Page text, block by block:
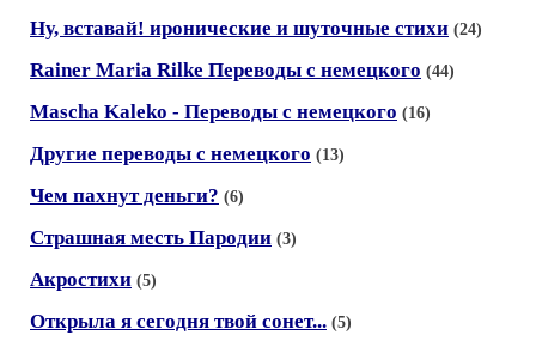
Ну, вставай! иронические и шуточные стихи (24)
Rainer Maria Rilke Переводы с немецкого (44)
Mascha Kaleko - Переводы с немецкого (16)
Другие переводы с немецкого (13)
Чем пахнут деньги? (6)
Страшная месть Пародии (3)
Акростихи (5)
Открыла я сегодня твой сонет... (5)